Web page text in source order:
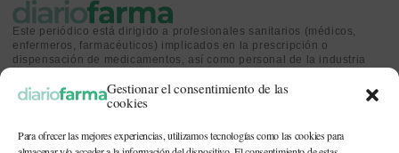
Gestionar el consentimiento de las
cookies
Para ofrecer las mejores experiencias, utilizamos tecnologías como las cookies para
Este periódico está dirigido a profesionales sanitarios (médicos,
enfermeros, farmacéuticos) implicados en la prescripción o
dispensación de medicamentos, así como personal de la industria
sanitaria.